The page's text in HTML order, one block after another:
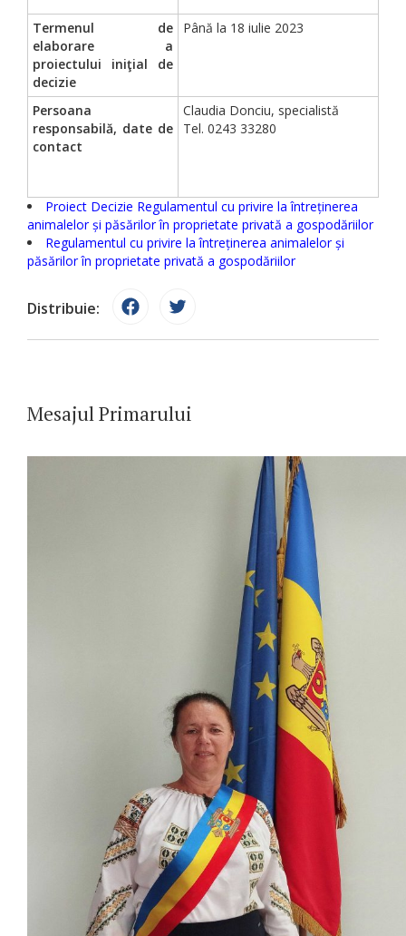
Termenul de
elaborare a
proiectului iniţial de
decizie
Până la 18 iulie 2023
Persoana
responsabilă, date de
contact
Claudia Donciu, specialistă
Tel. 0243 33280
Proiect Decizie Regulamentul cu privire la întreținerea
animalelor și păsărilor în proprietate privată a gospodăriilor
Regulamentul cu privire la întreținerea animalelor și
păsărilor în proprietate privată a gospodăriilor
Distribuie:
Mesajul Primarului